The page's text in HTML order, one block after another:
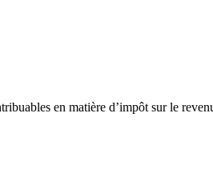
en matière d’impôt sur le